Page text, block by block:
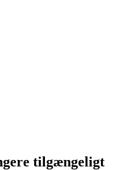
tilgængeligt